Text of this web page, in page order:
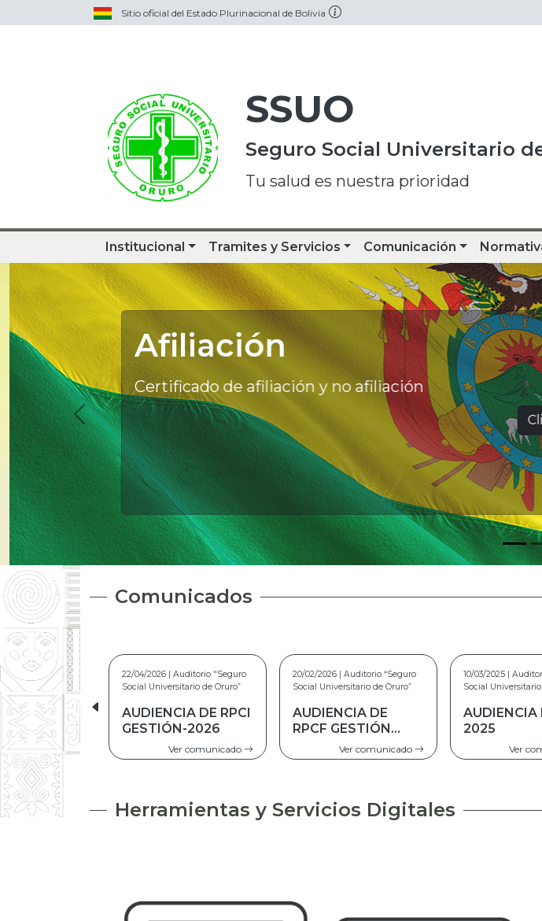
Sitio oficial del Estado Plurinacional de Bolivia
SSUO
Seguro Social Universitario
Tu salud es nuestra prioridad
Institucional Tramites y Servicios Comunicación
Afiliación
Certificado de afiliación y no afiliación
Comunicados
20/02/2026 | Auditorio “Seguro
Social Universitario de Oruro”
AUDIENCIA DE
RPCF GESTIÓN
Ver comunicado
10/03/2025 | Auditorio “Seguro
Social Universitario de Oruro”
AUDIENCIA DE RPCI
2025
Ver comunicado
17/02/2025 |
Social Universitario
AUDIENCIA
RCPF 2024
Ver
Herramientas y Servicios Digitales